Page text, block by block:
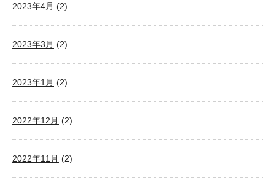
2023年4月 (2)
2023年3月 (2)
2023年1月 (2)
2022年12月 (2)
2022年11月 (2)